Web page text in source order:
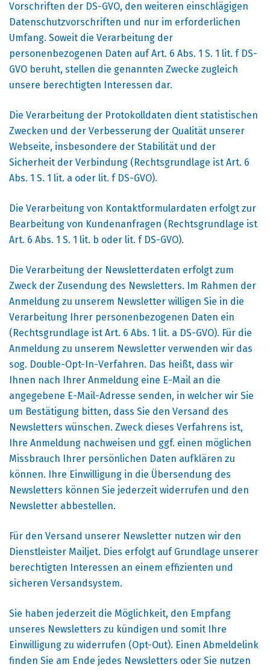
Vorschriften der DS-GVO, den weiteren einschlägigen
Datenschutzvorschriften und nur im erforderlichen
Umfang. Soweit die Verarbeitung der
personenbezogenen Daten auf Art. 6 Abs. 1 S. 1 lit. f DS-
GVO beruht, stellen die genannten Zwecke zugleich
unsere berechtigten Interessen dar.
Die Verarbeitung der Protokolldaten dient statistischen
Zwecken und der Verbesserung der Qualität unserer
Webseite, insbesondere der Stabilität und der
Sicherheit der Verbindung (Rechtsgrundlage ist Art. 6
Abs. 1 S. 1 lit. a oder lit. f DS-GVO).
Die Verarbeitung von Kontaktformulardaten erfolgt zur
Bearbeitung von Kundenanfragen (Rechtsgrundlage ist
Art. 6 Abs. 1 S. 1 lit. b oder lit. f DS-GVO).
Die Verarbeitung der Newsletterdaten erfolgt zum
Zweck der Zusendung des Newsletters. Im Rahmen der
Anmeldung zu unserem Newsletter willigen Sie in die
Verarbeitung Ihrer personenbezogenen Daten ein
(Rechtsgrundlage ist Art. 6 Abs. 1 lit. a DS-GVO). Für die
Anmeldung zu unserem Newsletter verwenden wir das
sog. Double-Opt-In-Verfahren. Das heißt, dass wir
Ihnen nach Ihrer Anmeldung eine E-Mail an die
angegebene E-Mail-Adresse senden, in welcher wir Sie
um Bestätigung bitten, dass Sie den Versand des
Newsletters wünschen. Zweck dieses Verfahrens ist,
Ihre Anmeldung nachweisen und ggf. einen möglichen
Missbrauch Ihrer persönlichen Daten aufklären zu
können. Ihre Einwilligung in die Übersendung des
Newsletters können Sie jederzeit widerrufen und den
Newsletter abbestellen.
Für den Versand unserer Newsletter nutzen wir den
Dienstleister Mailjet. Dies erfolgt auf Grundlage unserer
berechtigten Interessen an einem effizienten und
sicheren Versandsystem.
Sie haben jederzeit die Möglichkeit, den Empfang
unseres Newsletters zu kündigen und somit Ihre
Einwilligung zu widerrufen (Opt-Out). Einen Abmeldelink
finden Sie am Ende jedes Newsletters oder Sie nutzen